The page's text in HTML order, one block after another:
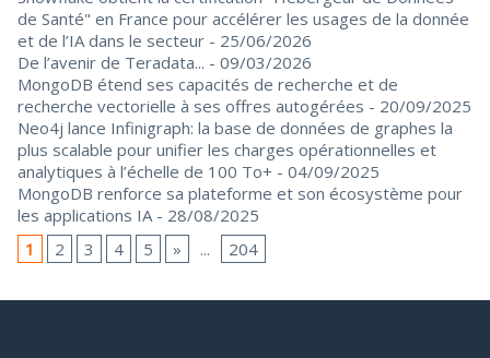
de Santé" en France pour accélérer les usages de la donnée
et de l’IA dans le secteur - 25/06/2026
De l’avenir de Teradata... - 09/03/2026
MongoDB étend ses capacités de recherche et de
recherche vectorielle à ses offres autogérées - 20/09/2025
Neo4j lance Infinigraph: la base de données de graphes la
plus scalable pour unifier les charges opérationnelles et
analytiques à l’échelle de 100 To+ - 04/09/2025
MongoDB renforce sa plateforme et son écosystème pour
les applications IA - 28/08/2025
1
2 3 4 5 » ... 204